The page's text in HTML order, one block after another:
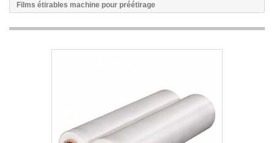
Films étirables machine pour préétirage